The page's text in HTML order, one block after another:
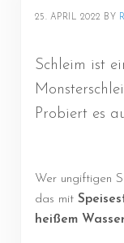
25. APRIL 2022 BY
Schleim ist
Probiert es
Wer ungiftigen
das mit
heißem